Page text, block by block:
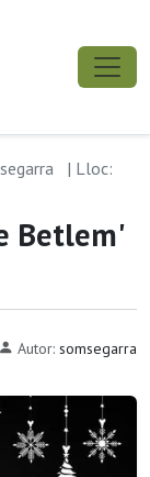
| Lloc:
Betlem'
Autor: somsegarra